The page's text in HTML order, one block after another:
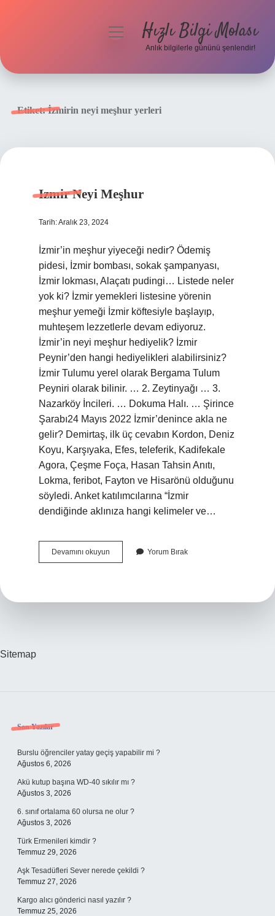
menüyüHızlı Bilgi Molası
Anlık bilgilerle gününü şenlendir!
Etiket:İzmirin neyi meşhur yerleri
Izmir Neyi Meşhur
Tarih: Aralık 23, 2024
İzmir’in meşhur yiyeceği nedir? Ödemiş
pidesi, İzmir bombası, sokak şampanyası,
İzmir lokması, Alaçatı pudingi… Listede neler
yok ki? İzmir yemekleri listesine yörenin
meşhur yemeği İzmir köftesiyle başlayıp,
muhteşem lezzetlerle devam ediyoruz.
İzmir’in neyi meşhur hediyelik? İzmir
Peynir’den hangi hediyelikleri alabilirsiniz?
İzmir Tulumu yerel olarak Bergama Tulum
Peyniri olarak bilinir. … 2. Zeytinyağı … 3.
Nazarköy İncileri. … Dokuma Halı. … Şirince
Şarabı24 Mayıs 2022 İzmir’denince akla ne
gelir? Demirtaş, ilk üç cevabın Kordon, Deniz
Koyu, Karşıyaka, Efes, teleferik, Kadifekale
Agora, Çeşme Foça, Hasan Tahsin Anıtı,
Lokma, feribot, Fayton ve Hisarönü olduğunu
söyledi. Anket katılımcılarına “İzmir
dendiğinde aklınıza hangi kelimeler ve…
Devamını okuyun
Neyi
Yorum Bırak
Sitemap
Sidebar
Son Yazılar
Burslu öğrenciler yatay geçiş yapabilir mi ?
Ağustos 6, 2026
Akü kutup başına WD-40 sıkılır mı ?
Ağustos 3, 2026
6. sınıf ortalama 60 olursa ne olur ?
Ağustos 3, 2026
Türk Ermenileri kimdir ?
Temmuz 29, 2026
Aşk Tesadüfleri Sever nerede çekildi ?
Temmuz 27, 2026
Kargo alıcı gönderici nasıl yazılır ?
Temmuz 25, 2026